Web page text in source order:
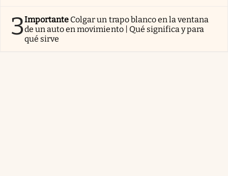
3Importante Colgar un trapo blanco en la ventana
de un auto en movimiento | Qué significa y para
qué sirve